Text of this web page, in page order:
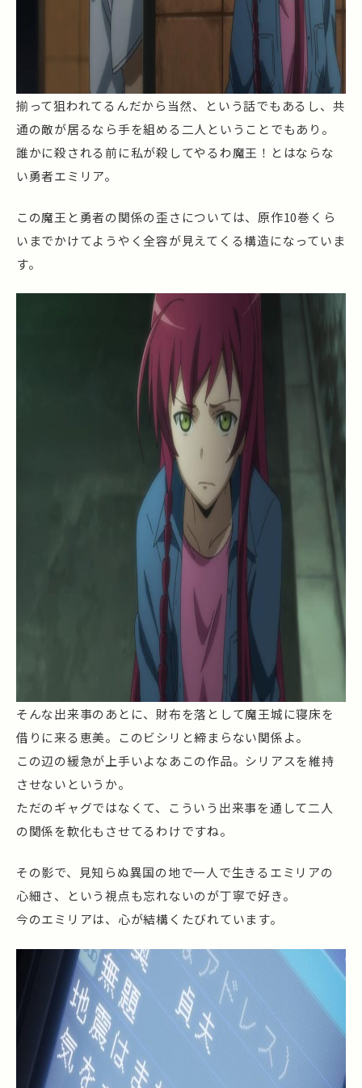
揃って狙われてるんだから当然、という話でもあるし、共
通の敵が居るなら手を組める二人ということでもあり。
誰かに殺される前に私が殺してやるわ魔王！とはならな
い勇者エミリア。
この魔王と勇者の関係の歪さについては、原作10巻くら
いまでかけてようやく全容が見えてくる構造になっていま
す。
そんな出来事のあとに、財布を落として魔王城に寝床を
借りに来る恵美。このビシリと締まらない関係よ。
この辺の緩急が上手いよなあこの作品。シリアスを維持
させないというか。
ただのギャグではなくて、こういう出来事を通して二人
の関係を軟化もさせてるわけですね。
その影で、見知らぬ異国の地で一人で生きるエミリアの
心細さ、という視点も忘れないのが丁寧で好き。
今のエミリアは、心が結構くたびれています。